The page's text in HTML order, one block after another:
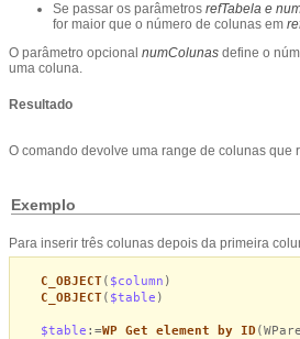
Se passar os parâmetros refTabela e
for maior que o número de colunas em
O parâmetro opcional numColunas define o
uma coluna.
Resultado
O comando devolve uma range de colunas
Exemplo
Para inserir três colunas depois da primeira
C_OBJECT( $column )
C_OBJECT( $table )
$table :=WP Get element by ID